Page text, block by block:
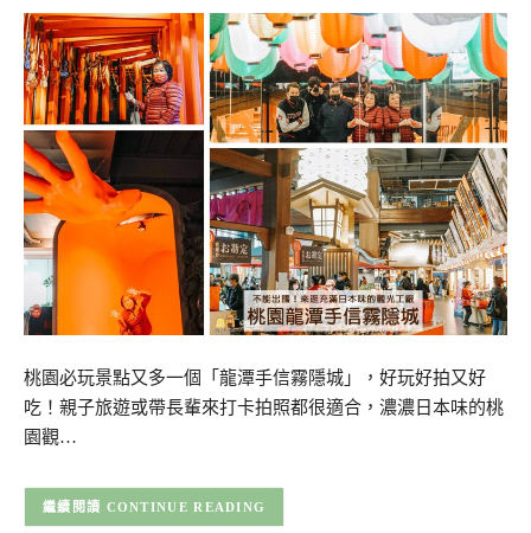
桃園必玩景點又多一個「龍潭手信霧隱城」，好玩好拍又好
吃！親子旅遊或帶長輩來打卡拍照都很適合，濃濃日本味的桃
園觀…
CONTINUE READING